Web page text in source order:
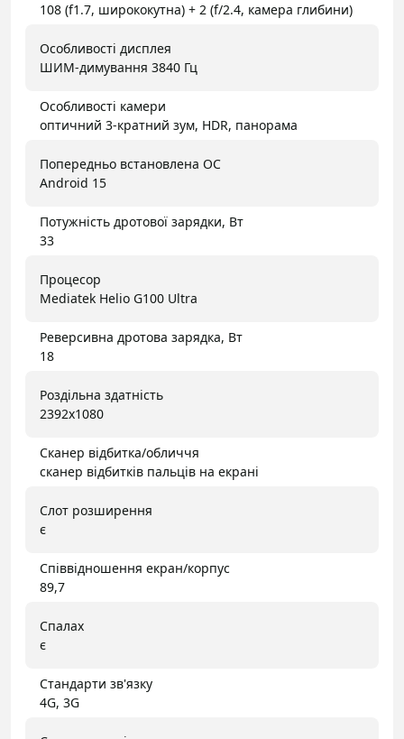
108 (f1.7, ширококутна) + 2 (f/2.4, камера глибини)
Особливості дисплея
ШИМ-димування 3840 Гц
Особливості камери
оптичний 3-кратний зум, HDR, панорама
Попередньо встановлена ОС
Android 15
Потужність дротової зарядки, Вт
33
Процесор
Mediatek Helio G100 Ultra
Реверсивна дротова зарядка, Вт
18
Роздільна здатність
2392x1080
Сканер відбитка/обличчя
сканер відбитків пальців на екрані
Слот розширення
є
Співвідношення екран/корпус
89,7
Спалах
є
Стандарти зв'язку
4G, 3G